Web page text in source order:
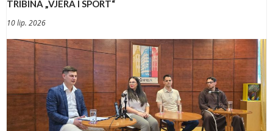
TRIBINA „VJERA I SPORT“
10 lip. 2026